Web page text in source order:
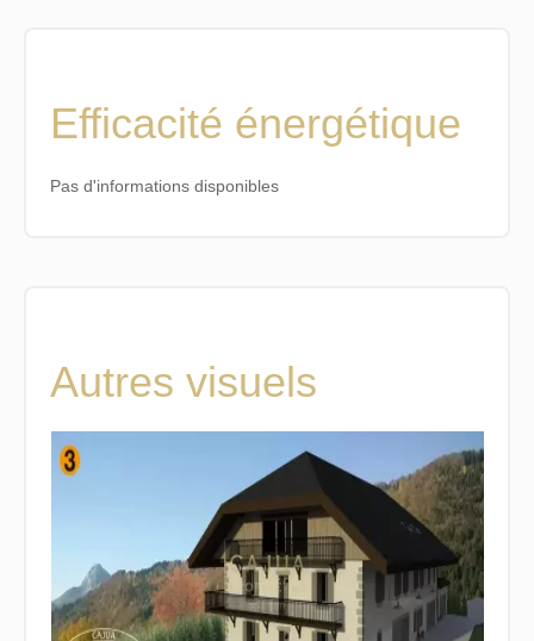
Efficacité énergétique
Pas d'informations disponibles
Autres visuels